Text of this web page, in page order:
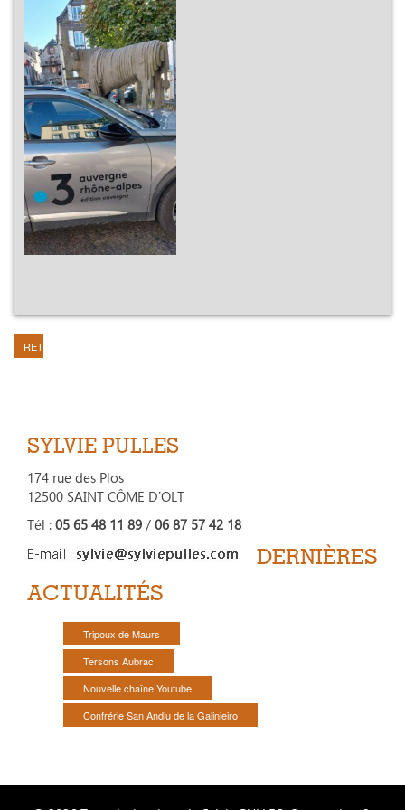
RETOUR
SYLVIE PULLES
174 rue des Plos
12500 SAINT CÔME D'OLT
Tél : 05 65 48 11 89 / 06 87 57 42 18
DERNIÈRES
ACTUALITÉS
Tripoux de Maurs
Tersons Aubrac
Nouvelle chaîne Youtube
Confrérie San Andiu de la Galinieiro